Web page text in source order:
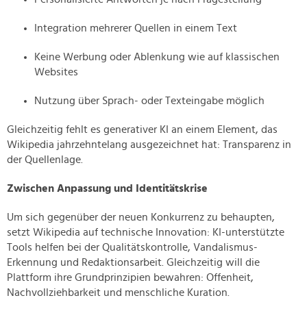
Integration mehrerer Quellen in einem Text
Keine Werbung oder Ablenkung wie auf klassischen
Websites
Nutzung über Sprach- oder Texteingabe möglich
Gleichzeitig fehlt es generativer KI an einem Element, das
Wikipedia jahrzehntelang ausgezeichnet hat: Transparenz in
der Quellenlage.
Zwischen Anpassung und Identitätskrise
Um sich gegenüber der neuen Konkurrenz zu behaupten,
setzt Wikipedia auf technische Innovation: KI-unterstützte
Tools helfen bei der Qualitätskontrolle, Vandalismus-
Erkennung und Redaktionsarbeit. Gleichzeitig will die
Plattform ihre Grundprinzipien bewahren: Offenheit,
Nachvollziehbarkeit und menschliche Kuration.